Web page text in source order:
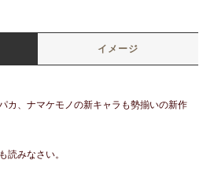
イメージ
カ、ナマケモノの新キャラも勢揃いの新作
読みなさい。